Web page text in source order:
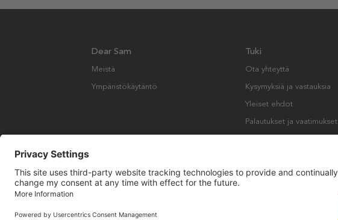
Dear Sam
Meistä
Ympäristökäytäntö
Tuki
Ota yhteyttä
Kysymyksiä ja vastauksia
Yleiset ehdot
Palautukset ja vaatimukset